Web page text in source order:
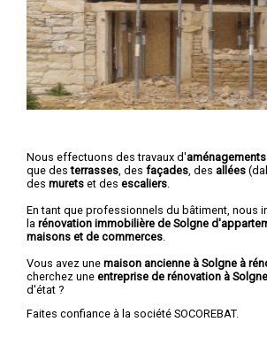
Nous effectuons des travaux d'
que desterrasses , des façades , des allées
des murets et des escaliers
En tant que professionnels du bâtiment, nous
la rénovation immobilière de Solgne
maisons et de commerces
Vous avez une maison ancienne à Solgne à
cherchez une entreprise de rénovation à
d'état ?
Faites confiance à la société SOCOREBAT.